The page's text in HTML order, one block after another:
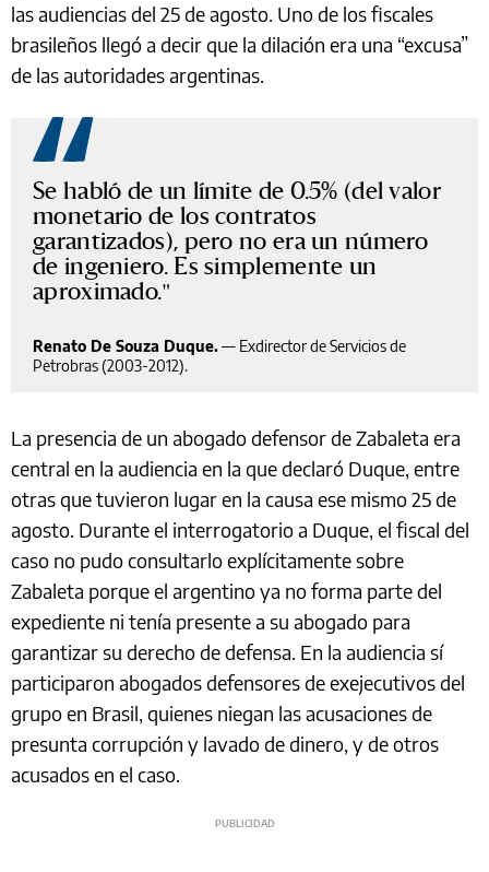
las audiencias del 25 de agosto. Uno de los fiscales
brasileños llegó a decir que la dilación era una “excusa”
de las autoridades argentinas.
Se habló de un límite de 0.5% (del valor
monetario de los contratos
garantizados), pero no era un número
de ingeniero. Es simplemente un
aproximado.
Renato De Souza Duque.— Exdirector de Servicios de
Petrobras (2003-2012).
La presencia de un abogado defensor de Zabaleta era
central en la audiencia en la que declaró Duque, entre
otras que tuvieron lugar en la causa ese mismo 25 de
agosto. Durante el interrogatorio a Duque, el fiscal del
caso no pudo consultarlo explícitamente sobre
Zabaleta porque el argentino ya no forma parte del
expediente ni tenía presente a su abogado para
garantizar su derecho de defensa. En la audiencia sí
participaron abogados defensores de exejecutivos del
grupo en Brasil, quienes niegan las acusaciones de
presunta corrupción y lavado de dinero, y de otros
acusados en el caso.